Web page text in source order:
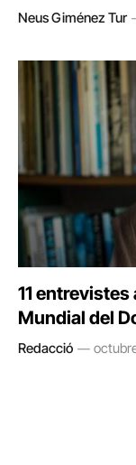
Neus Giménez Tur
11
Mundial del
Redacció